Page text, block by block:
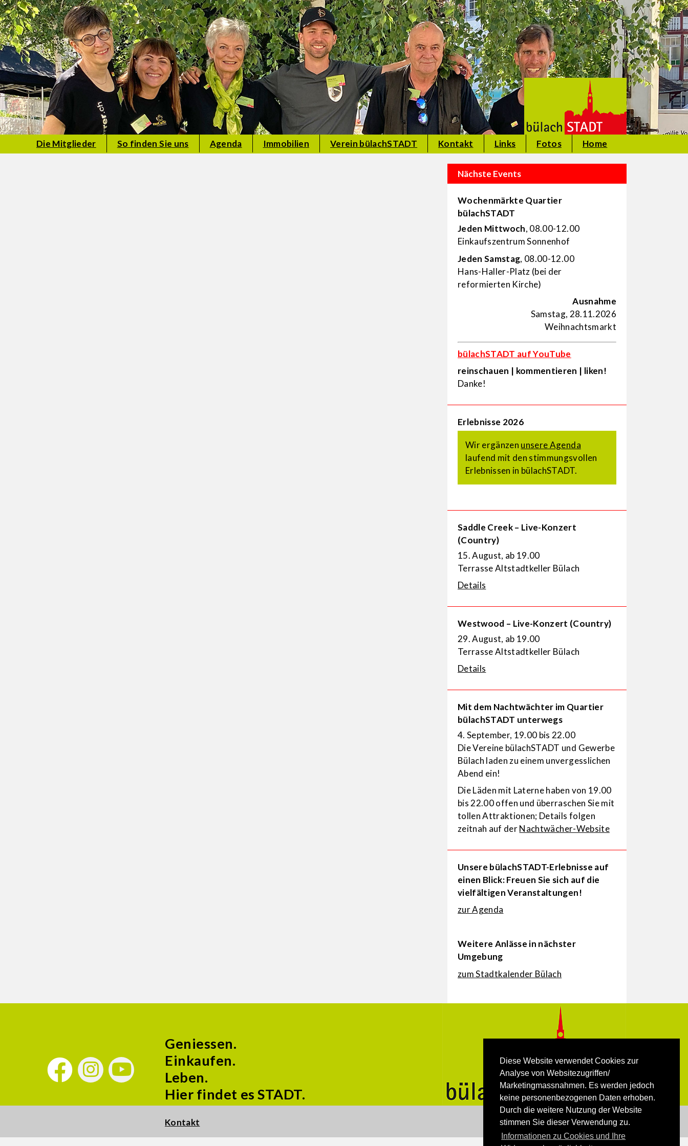
Diese Website verwendet Cookies zur
Analyse von Websitezugriffen/
Marketingmassnahmen. Es werden jedoch
keine personenbezogenen Daten erhoben.
Durch die weitere Nutzung der Website
stimmen Sie dieser Verwendung zu.
Informationen zu Cookies und Ihre
Die Mitglieder So finden Sie uns Agenda Immobilien Verein bülachSTADT Kontakt Links Fotos Home
Nächste Events
Wochenmärkte Quartier
bülachSTADT
Jeden Mittwoch, 08.00-12.00
Einkaufs­zentrum Sonnenhof
Jeden Samstag, 08.00-12.00
Hans-Haller-Platz (bei der
reformierten Kirche)
Ausnahme
Samstag, 28.11.2026
Weihnachtsmarkt
bülachSTADT auf YouTube
reinschauen | kommentieren | liken!
Danke!
Erlebnisse 2026
Wir ergänzen unsere Agenda
laufend mit den stimmungsvollen
Erlebnissen in bülachSTADT.
Saddle Creek – Live-Konzert
(Country)
15. August, ab 19.00
Terrasse Altstadtkeller Bülach
Details
Westwood – Live-Konzert (Country)
29. August, ab 19.00
Terrasse Altstadtkeller Bülach
Details
Mit dem Nachtwächter im Quartier
bülachSTADT unterwegs
4. September, 19.00 bis 22.00
Die Vereine bülachSTADT und Gewerbe
Bülach laden zu einem unvergesslichen
Abend ein!
Die Läden mit Laterne haben von 19.00
bis 22.00 offen und überraschen Sie mit
tollen Attraktionen; Details folgen
zeitnah auf derNachtwächer-Website
Unsere bülachSTADT-Erlebnisse auf
einen Blick: Freuen Sie sich auf die
vielfältigen Veranstaltungen!
zur Agenda
Weitere Anlässe in nächster
Umgebung
zum Stadtkalender Bülach
Geniessen.
Einkaufen.
Leben.
Hier findet es STADT.
Kontakt